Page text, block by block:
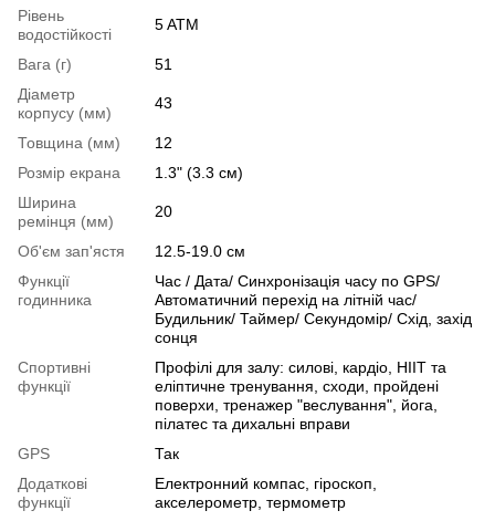
Рівень
водостійкості
5 ATM
Вага (г)
51
Діаметр
корпусу (мм)
43
Товщина (мм)
12
Розмір екрана
1.3" (3.3 см)
Ширина
ремінця (мм)
20
Об'єм зап'ястя
12.5-19.0 см
Функції
годинника
Час / Дата/ Синхронізація часу по GPS/
Автоматичний перехід на літній час/
Будильник/ Таймер/ Секундомір/ Схід, захід
сонця
Спортивні
функції
Профілі для залу: силові, кардіо, HIIT та
еліптичне тренування, сходи, пройдені
поверхи, тренажер "веслування", йога,
пілатес та дихальні вправи
GPS
Так
Додаткові
функції
Електронний компас, гіроскоп,
акселерометр, термометр